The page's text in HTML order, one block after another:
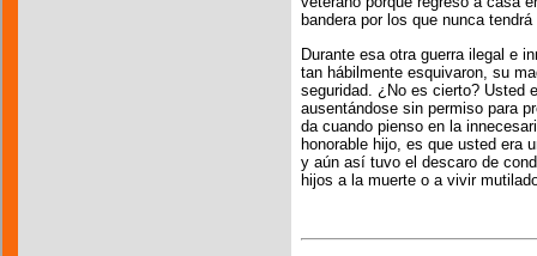
bandera por los que nunca
Durante esa otra guerra ilegal e
tan hábilmente esquivaron, su
seguridad. ¿No es cierto? Usted
ausentándose sin permiso para
da cuando pienso en la
honorable hijo, es que usted era
y aún así tuvo el descaro de
hijos a la muerte o a vivir